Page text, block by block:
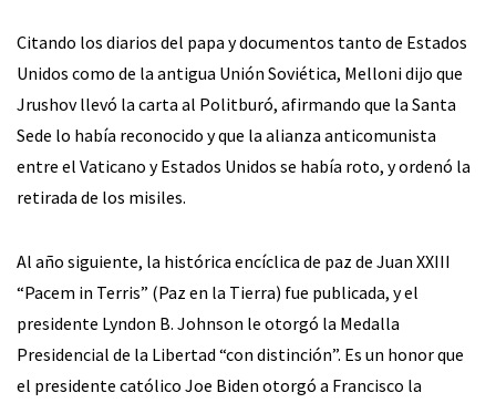
Citando los diarios del papa y documentos tanto de Estados
Unidos como de la antigua Unión Soviética, Melloni dijo que
Jrushov llevó la carta al Politburó, afirmando que la Santa
Sede lo había reconocido y que la alianza anticomunista
entre el Vaticano y Estados Unidos se había roto, y ordenó la
retirada de los misiles.
Al año siguiente, la histórica encíclica de paz de Juan XXIII
“Pacem in Terris” (Paz en la Tierra) fue publicada, y el
presidente Lyndon B. Johnson le otorgó la Medalla
Presidencial de la Libertad “con distinción”. Es un honor que
el presidente católico Joe Biden otorgó a Francisco la